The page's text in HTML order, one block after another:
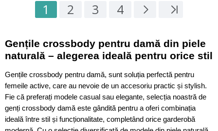
1 2 3 4
Gențile crossbody pentru damă din piele
naturală – alegerea ideală pentru orice stil
Gențile crossbody pentru damă, sunt soluția perfectă pentru
femeile active, care au nevoie de un accesoriu practic și stylish.
Fie că preferați modele casual sau elegante, selecția noastră de
genți crossbody damă este gândită pentru a oferi combinația
ideală între stil și funcționalitate, completând orice garderobă